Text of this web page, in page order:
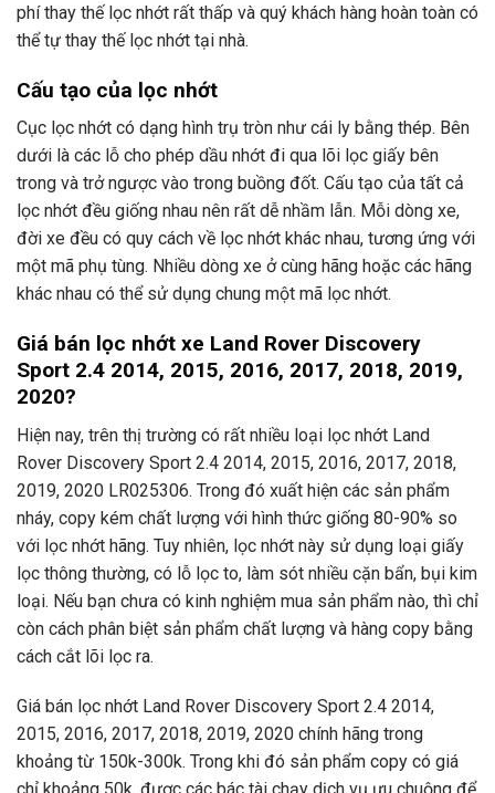
phí thay thế lọc nhớt rất thấp và quý khách hàng hoàn toàn có
thể tự thay thế lọc nhớt tại nhà.
Cấu tạo của lọc nhớt
Cục lọc nhớt có dạng hình trụ tròn như cái ly bằng thép. Bên
dưới là các lỗ cho phép dầu nhớt đi qua lõi lọc giấy bên
trong và trở ngược vào trong buồng đốt. Cấu tạo của tất cả
lọc nhớt đều giống nhau nên rất dễ nhầm lẫn. Mỗi dòng xe,
đời xe đều có quy cách về lọc nhớt khác nhau, tương ứng với
một mã phụ tùng. Nhiều dòng xe ở cùng hãng hoặc các hãng
khác nhau có thể sử dụng chung một mã lọc nhớt.
Giá bán lọc nhớt xe Land Rover Discovery
Sport 2.4 2014, 2015, 2016, 2017, 2018, 2019,
2020?
Hiện nay, trên thị trường có rất nhiều loại lọc nhớt Land
Rover Discovery Sport 2.4 2014, 2015, 2016, 2017, 2018,
2019, 2020 LR025306. Trong đó xuất hiện các sản phẩm
nháy, copy kém chất lượng với hình thức giống 80-90% so
với lọc nhớt hãng. Tuy nhiên, lọc nhớt này sử dụng loại giấy
lọc thông thường, có lỗ lọc to, làm sót nhiều cặn bẩn, bụi kim
loại. Nếu bạn chưa có kinh nghiệm mua sản phẩm nào, thì chỉ
còn cách phân biệt sản phẩm chất lượng và hàng copy bằng
cách cắt lõi lọc ra.
Giá bán lọc nhớt Land Rover Discovery Sport 2.4 2014,
2015, 2016, 2017, 2018, 2019, 2020 chính hãng trong
khoảng từ 150k-300k. Trong khi đó sản phẩm copy có giá